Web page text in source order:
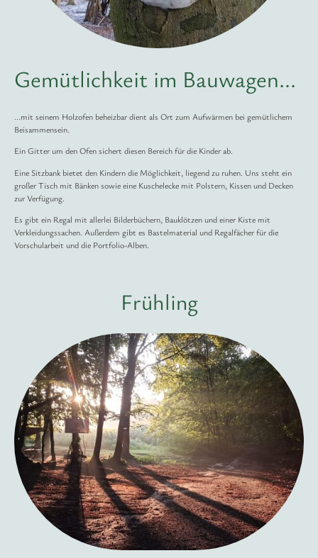
Gemütlichkeit im Bauwagen...
...mit seinem Holzofen beheizbar dient als Ort zum Aufwärmen bei gemütlichem
Beisammensein.
Ein Gitter um den Ofen sichert diesen Bereich für die Kinder ab.
Eine Sitzbank bietet den Kindern die Möglichkeit, liegend zu ruhen. Uns steht ein
großer Tisch mit Bänken sowie eine Kuschelecke mit Polstern, Kissen und Decken
zur Verfügung.
Es gibt ein Regal mit allerlei Bilderbüchern, Bauklötzen und einer Kiste mit
Verkleidungssachen. Außerdem gibt es Bastelmaterial und Regalfächer für die
Vorschularbeit und die Portfolio-Alben.
Frühling